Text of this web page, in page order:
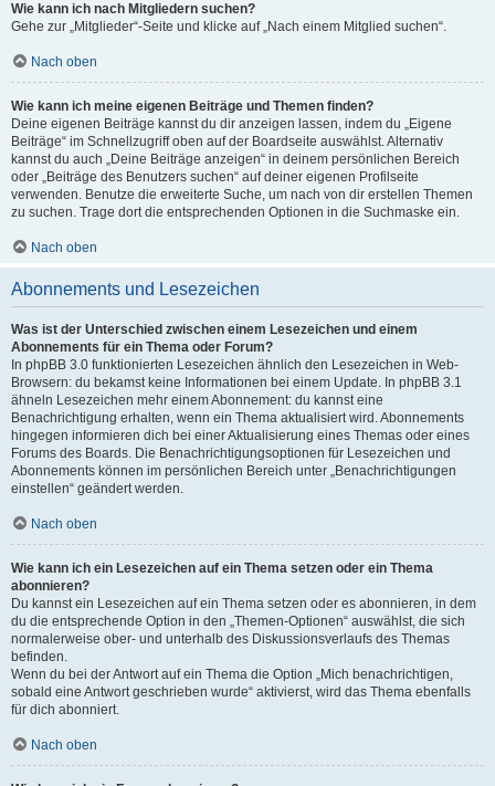
Wie kann ich nach Mitgliedern suchen?
Gehe zur „Mitglieder“-Seite und klicke auf „Nach einem Mitglied suchen“.
Nach oben
Wie kann ich meine eigenen Beiträge und Themen finden?
Deine eigenen Beiträge kannst du dir anzeigen lassen, indem du „Eigene
Beiträge“ im Schnellzugriff oben auf der Boardseite auswählst. Alternativ
kannst du auch „Deine Beiträge anzeigen“ in deinem persönlichen Bereich
oder „Beiträge des Benutzers suchen“ auf deiner eigenen Profilseite
verwenden. Benutze die erweiterte Suche, um nach von dir erstellen Themen
zu suchen. Trage dort die entsprechenden Optionen in die Suchmaske ein.
Nach oben
Abonnements und Lesezeichen
Was ist der Unterschied zwischen einem Lesezeichen und einem
Abonnements für ein Thema oder Forum?
In phpBB 3.0 funktionierten Lesezeichen ähnlich den Lesezeichen in Web-
Browsern: du bekamst keine Informationen bei einem Update. In phpBB 3.1
ähneln Lesezeichen mehr einem Abonnement: du kannst eine
Benachrichtigung erhalten, wenn ein Thema aktualisiert wird. Abonnements
hingegen informieren dich bei einer Aktualisierung eines Themas oder eines
Forums des Boards. Die Benachrichtigungsoptionen für Lesezeichen und
Abonnements können im persönlichen Bereich unter „Benachrichtigungen
einstellen“ geändert werden.
Nach oben
Wie kann ich ein Lesezeichen auf ein Thema setzen oder ein Thema
abonnieren?
Du kannst ein Lesezeichen auf ein Thema setzen oder es abonnieren, in dem
du die entsprechende Option in den „Themen-Optionen“ auswählst, die sich
normalerweise ober- und unterhalb des Diskussionsverlaufs des Themas
befinden.
Wenn du bei der Antwort auf ein Thema die Option „Mich benachrichtigen,
sobald eine Antwort geschrieben wurde“ aktivierst, wird das Thema ebenfalls
für dich abonniert.
Nach oben